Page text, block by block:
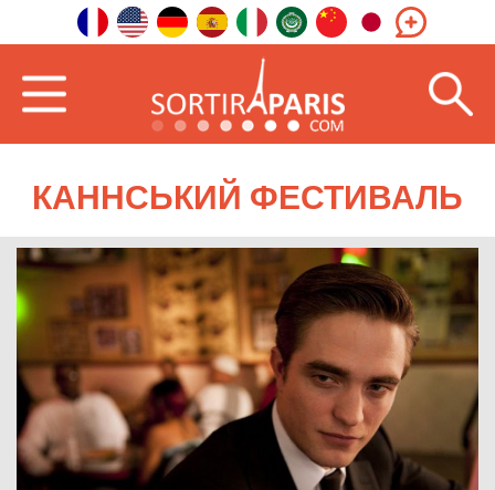
КАННСЬКИЙ ФЕСТИВАЛЬ